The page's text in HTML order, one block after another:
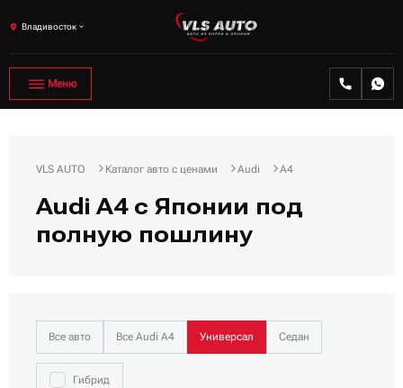
Владивосток
Меню
VLS AUTO Каталог авто с ценами Audi A4
Audi A4 с Японии под
полную пошлину
Все авто Все Audi A4 Универсал Седан
Гибрид